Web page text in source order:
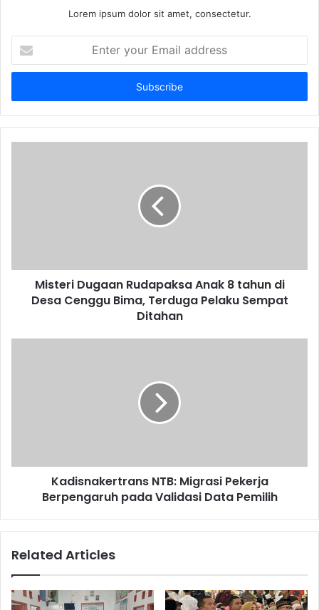
Lorem ipsum dolor sit amet, consectetur.
your
Email
Misteri Dugaan Rudapaksa Anak 8 tahun di
Desa Cenggu Bima, Terduga Pelaku Sempat
Ditahan
Kadisnakertrans NTB: Migrasi Pekerja
Berpengaruh pada Validasi Data Pemilih
Related Articles